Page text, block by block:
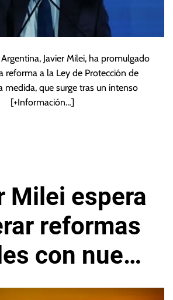
Javier Milei, ha promulgado
reforma a la Ley de Protección de
medida, que surge tras un intenso
[+Información…]
Milei espera
reformas
con nuevo